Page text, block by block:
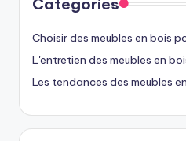
Choisir des meubles en bois
L'entretien des meubles en
Les tendances des meubles